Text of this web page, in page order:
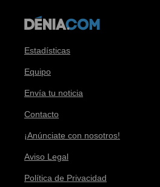
Estadísticas
Equipo
Envía tu noticia
Contacto
¡Anúnciate con nosotros!
Aviso Legal
Política de Privacidad